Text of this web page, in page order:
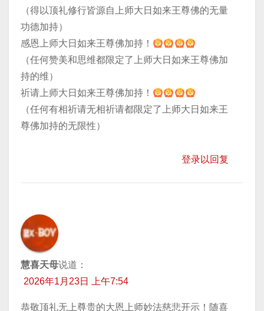
（得以顶礼修行皆源自上师大日如来王尊佛的无量
功德加持）
感恩上师大日如来王尊佛加持！
（任何赞美和思维都限定了上师大日如来王尊佛加
持的维）
祈请上师大日如来王尊佛加持！
（任何有相祈请无相祈请都限定了上师大日如来王
尊佛加持的无限性）
登录以回复
慧喜天母说道：
2026年1月23日 上午7:54
恭敬顶礼无上尊贵的大恩上师妙法慈悲开示！随喜